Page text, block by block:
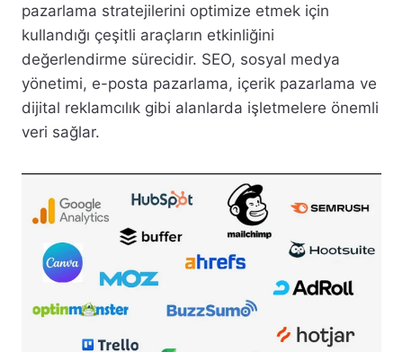
pazarlama stratejilerini optimize etmek için
kullandığı çeşitli araçların etkinliğini
değerlendirme sürecidir. SEO, sosyal medya
yönetimi, e-posta pazarlama, içerik pazarlama ve
dijital reklamcılık gibi alanlarda işletmelere önemli
veri sağlar.